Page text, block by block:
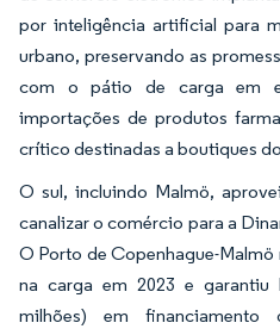
por inteligência artificial para
urbano, preservando as
com o pátio de carga em
importações de produtos
crítico destinadas a boutiques
O sul, incluindo Malmö,
canalizar o comércio para a
O Porto de Copenhague-
na carga em 2023 e garantiu
milhões) em